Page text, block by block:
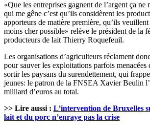
«Que les entreprises gagnent de l’argent ça
qui me gêne c’est qu’ils considèrent les
apporteurs de matière première, qu’ils
moins cher possible» relève le président de la
producteurs de lait Thierry Roquefeuil.
Les organisations d’agriculteurs réclament
pour sauver les exploitations parfois menacées
sortir les paysans du surendettement, qui
jeunes: le patron de la FNSEA Xavier Beulin
milliard d’euros au total.
>> Lire aussi : L’intervention de Bruxelles
lait et du porc n’enraye pas la crise